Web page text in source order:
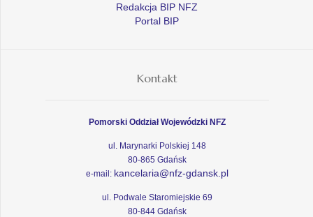
Redakcja BIP NFZ
Portal BIP
Kontakt
Pomorski Oddział Wojewódzki NFZ
ul. Marynarki Polskiej 148
80-865 Gdańsk
e-mail: kancelaria@nfz-gdansk.pl
ul. Podwale Staromiejskie 69
80-844 Gdańsk